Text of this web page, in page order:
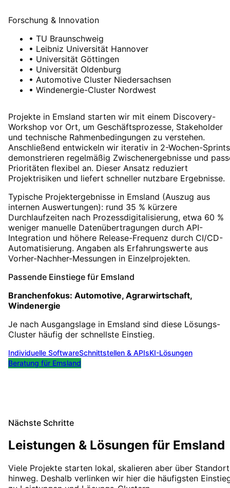
Forschung & Innovation
• TU Braunschweig
• Leibniz Universität Hannover
• Universität Göttingen
• Universität Oldenburg
• Automotive Cluster Niedersachsen
• Windenergie-Cluster Nordwest
Projekte in Emsland starten wir mit einem Discovery-
Workshop vor Ort, um Geschäftsprozesse, Stakeholder
und technische Rahmenbedingungen zu verstehen.
Anschließend entwickeln wir iterativ in 2-Wochen-
demonstrieren regelmäßig Zwischenergebnisse und
Prioritäten flexibel an. Dieser Ansatz reduziert
Projektrisiken und liefert schneller nutzbare Ergebnisse.
Typische Projektergebnisse in Emsland (Auszug aus
internen Auswertungen): rund 35 % kürzere
Durchlaufzeiten nach Prozessdigitalisierung, etwa 60 %
weniger manuelle Datenübertragungen durch API-
Integration und höhere Release-Frequenz durch CI/CD-
Automatisierung. Angaben als Erfahrungswerte aus
Vorher-Nachher-Messungen in Einzelprojekten.
Passende Einstiege für Emsland
Branchenfokus: Automotive, Agrarwirtschaft,
Windenergie
Je nach Ausgangslage in Emsland sind diese Lösungs-
Cluster häufig der schnellste Einstieg.
Individuelle SoftwareSchnittstellen & APIsKI-Lösungen
Beratung für Emsland
Nächste Schritte
Leistungen & Lösungen für Emsland
Viele Projekte starten lokal, skalieren aber über
hinweg. Deshalb verlinken wir hier die häufigsten